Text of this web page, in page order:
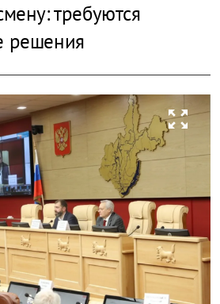
требуются
решения
zoom_out_map